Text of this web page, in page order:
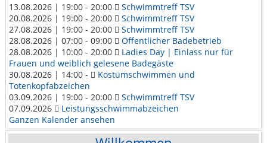
13.08.2026 | 19:00 - 20:00
Schwimmtreff TSV
20.08.2026 | 19:00 - 20:00
Schwimmtreff TSV
27.08.2026 | 19:00 - 20:00
Schwimmtreff TSV
28.08.2026 | 07:00 - 09:00
Öffentlicher Badebetrieb
28.08.2026 | 10:00 - 20:00
Ladies Day | Einlass nur für
Frauen und weiblich gelesene Badegäste
30.08.2026 | 14:00 -
Kostümschwimmen und
Totenkopfabzeichen
03.09.2026 | 19:00 - 20:00
Schwimmtreff TSV
07.09.2026
Leistungsschwimmabzeichen
Ganzen Kalender ansehen